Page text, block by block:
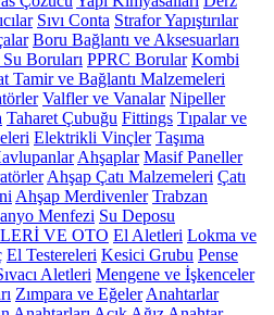
Sıvı Conta Strafor Yapıştırılar
Boru Bağlantı ve Aksesuarları
Boruları PPRC Borular Kombi
Tamir ve Bağlantı Malzemeleri
Valfler ve Vanalar Nipeller
Taharet Çubuğu Fittings Tıpalar ve
Elektrikli Vinçler Taşıma
Ahşaplar Masif Paneller
Ahşap Çatı Malzemeleri Çatı
Ahşap Merdivenler Trabzan
Menfezi Su Deposu
VE OTO El Aletleri Lokma ve
El Testereleri Kesici Grubu Pense
Aletleri Mengene ve İşkenceler
Zımpara ve Eğeler Anahtarlar